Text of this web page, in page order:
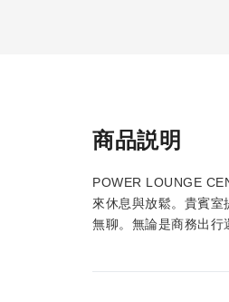
商品説明
POWER LOUNGE
來休息與放鬆。貴賓
無聊。無論是商務出行